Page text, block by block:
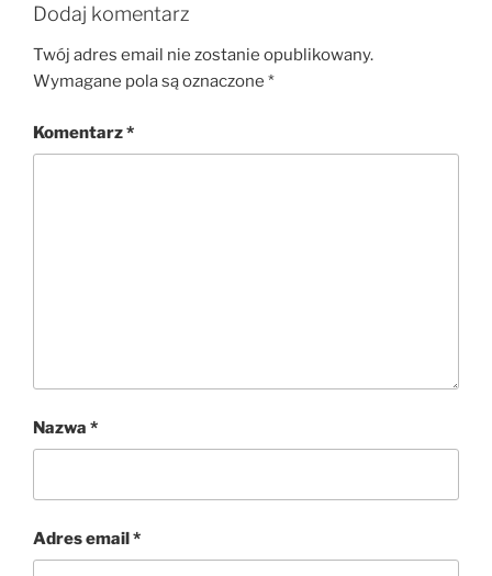
Dodaj komentarz
Twój adres email nie zostanie opublikowany.
Wymagane pola są oznaczone *
Komentarz*
Nazwa *
Adres email*